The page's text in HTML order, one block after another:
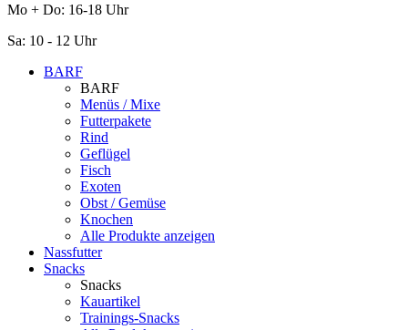
Mo + Do: 16-18 Uhr
Sa: 10 - 12 Uhr
BARF
BARF
Menüs / Mixe
Futterpakete
Rind
Geflügel
Fisch
Exoten
Obst / Gemüse
Knochen
Alle Produkte anzeigen
Nassfutter
Snacks
Snacks
Kauartikel
Trainings-Snacks